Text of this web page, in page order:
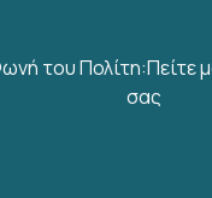
του Πολίτη:Πείτε
σας